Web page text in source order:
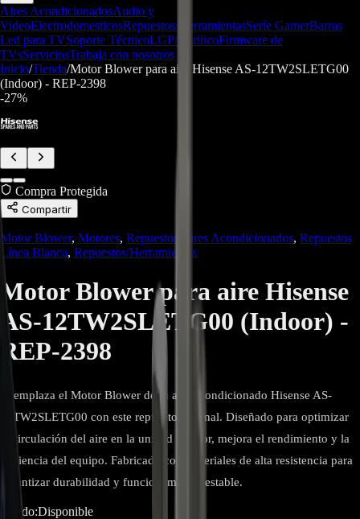
Aires AcondicionadosAudio y
VideoElectrodomesticosRepuestos/HerramientasSeríe GamerBarras
Led para TVSoporte TécnicoLGP/AcrilicoFirmware de
TVsServiciosTrabaja con nosotros
Inicio/Tienda/Motor Blower para aire Hisense AS-12TW2SLETG00
(Indoor) - REP-2398
-27%
Compra Protegida
Compartir
Motor Blower, Motores, Repuestos Aires Acondicionados, Repuestos
Línea Blanca, Repuestos/Herramientas
Motor Blower para aire Hisense
AS-12TW2SLETG00 (Indoor) -
REP-2398
Reemplaza el Motor Blower de tu aire acondicionado Hisense AS-
12TW2SLETG00 con este repuesto original. Diseñado para optimizar
la circulación del aire en la unidad interior, mejora el rendimiento y la
eficiencia del equipo. Fabricado con materiales de alta resistencia para
garantizar durabilidad y funcionamiento estable.
Estado:Disponible